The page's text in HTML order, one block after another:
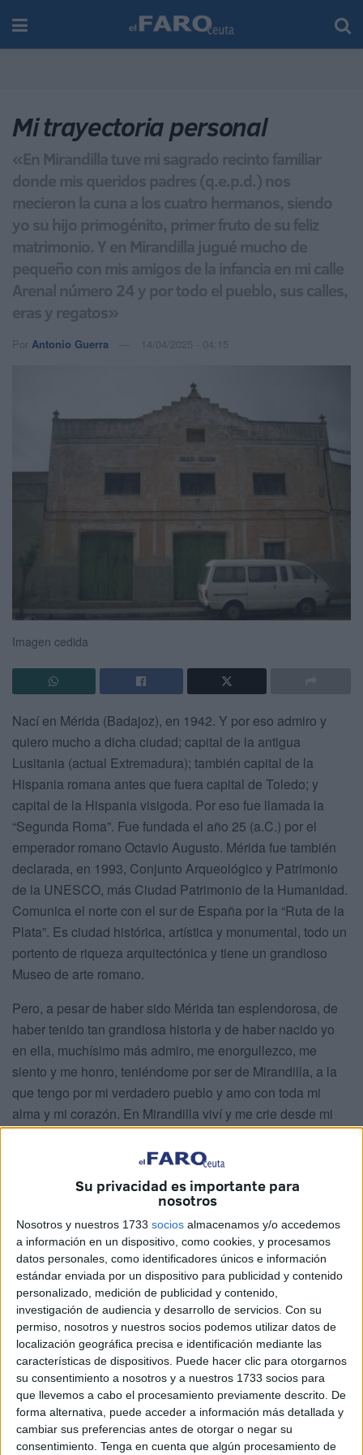
Su privacidad es importante para
nosotros
Nosotros y nuestros 1733 socios almacenamos y/o accedemos
a información en un dispositivo, como cookies, y procesamos
datos personales, como identificadores únicos e información
estándar enviada por un dispositivo para publicidad y contenido
personalizado, medición de publicidad y contenido,
investigación de audiencia y desarrollo de servicios. Con su
permiso, nosotros y nuestros socios podemos utilizar datos de
localización geográfica precisa e identificación mediante las
características de dispositivos. Puede hacer clic para otorgarnos
su consentimiento a nosotros y a nuestros 1733 socios para
que llevemos a cabo el procesamiento previamente descrito. De
forma alternativa, puede acceder a información más detallada y
cambiar sus preferencias antes de otorgar o negar su
consentimiento. Tenga en cuenta que algún procesamiento de
Mi trayectoria personal
«En Mirandilla tuve mi sagrado recinto familiar
donde mis queridos padres (q.e.p.d.) nos
mecieron la cuna a los cuatro hermanos, siendo
yo su hijo primogénito, primer fruto de su feliz
matrimonio. Y en Mirandilla jugué mucho de
pequeño con mis amigos de la infancia en mi calle
Arenal número 24 y por todo el pueblo, sus calles,
eras y regatos»
Por Antonio Guerra 14/04/2025 - 04:15
Imagen cedida
Nací en Mérida (Badajoz), en 1942. Y por eso admiro y
quiero mucho a dicha ciudad; capital de la antigua
Lusitania (actual Extremadura); también capital de la
Hispania romana antes que fuera capital de Toledo; y
capital de la Hispania visigoda. Por eso fue llamada la
“Segunda Roma”. Fue fundada el año 25 (a.C.) por el
emperador romano Octavio Augusto. Mérida fue también
declarada, en 1993, Conjunto Arqueológico y Patrimonio
de la UNESCO, más Ciudad Patrimonio de la Humanidad.
Comunica el norte con el sur de España por la “Ruta de la
Plata”. Es ciudad histórica, artística y monumental, todo un
portento de riqueza arquitectónica y tiene un grandioso
Museo de arte romano.
Pero, a pesar de haber sido Mérida tan esplendorosa, de
haber tenido tan grandiosa historia y de haber nacido yo
en ella, muchísimo más admiro, me enorgullezco, me
siento y me honro, teniéndome por ser de Mirandilla, a la
que tengo por mi verdadero pueblo y amo con toda mi
alma y mi corazón. En Mirandilla viví y me crie desde mi
más tierna edad hasta los 16 años. En ella, nació y tiene
clavadas mis raíces más profundas toda mi familia paterna.
Y en ella me nació y me formé en el más puro espíritu
extremeño. Lo mismo que, por parte de mi madre, toda su
familia procede de Montánchez (Cáceres). Luego, a través
de mis dos ramas familiares de origen, mi padre de la
provincia de Badajoz y mi madre de la de Cáceres, uno mi
doble condición de ser lo más genuinamente extremeño
que se puede ser, sintiéndome extremeño por los cuatro
costados y desde los pies hasta la cabeza.
En Mirandilla tuve mi sagrado recinto familiar donde mis
queridos padres (q.e.p.d.) nos mecieron la cuna a los
cuatro hermanos, siendo yo su hijo primogénito, primer
fruto de su feliz matrimonio. Y en Mirandilla jugué mucho
de pequeño con mis amigos de la infancia en mi calle